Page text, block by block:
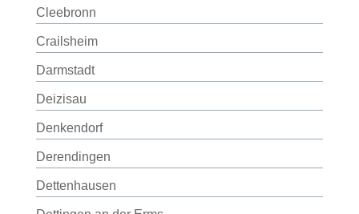
Cleebronn
Crailsheim
Darmstadt
Deizisau
Denkendorf
Derendingen
Dettenhausen